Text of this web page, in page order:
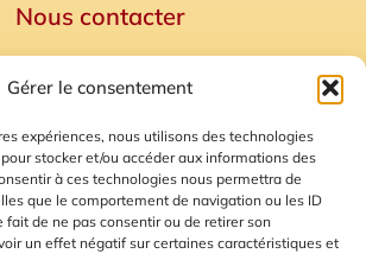
Gérer le consentement
expériences, nous utilisons des technologies
stocker et/ou accéder aux informations des
à ces technologies nous permettra de
que le comportement de navigation ou les ID
fait de ne pas consentir ou de retirer son
un effet négatif sur certaines caractéristiques et
Nous contacter
Légales
Plan du site
des Cookies